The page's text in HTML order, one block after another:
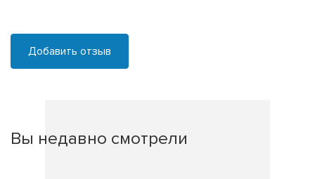
Добавить отзыв
Вы недавно смотрели